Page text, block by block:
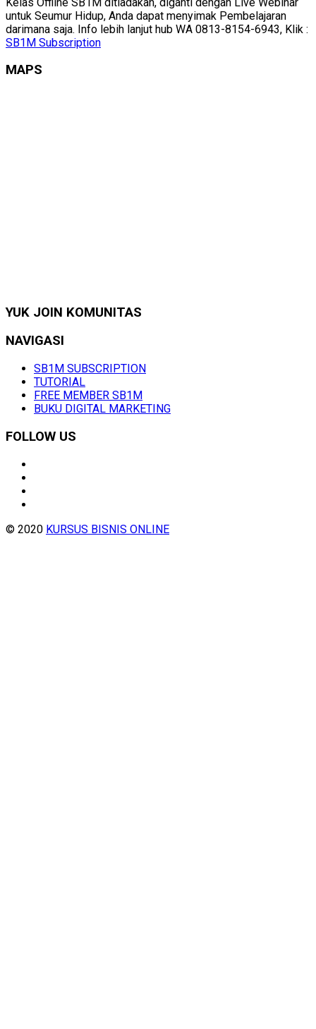
untuk Seumur Hidup, Anda dapat menyimak Pembelajaran
darimana saja. Info lebih lanjut hub WA 0813-8154-6943, Klik :
SB1M Subscription
MAPS
YUK JOIN KOMUNITAS
NAVIGASI
SB1M SUBSCRIPTION
TUTORIAL
FREE MEMBER SB1M
BUKU DIGITAL MARKETING
FOLLOW US
© 2020 KURSUS BISNIS ONLINE